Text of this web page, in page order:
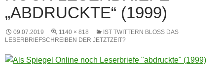
„ABDRUCKTE“ (1999)
09.07.2019 1140 × 818
IST TWITTERN BLOSS DAS L
ESERBRIEFSCHREIBEN DER JETZTZEIT?